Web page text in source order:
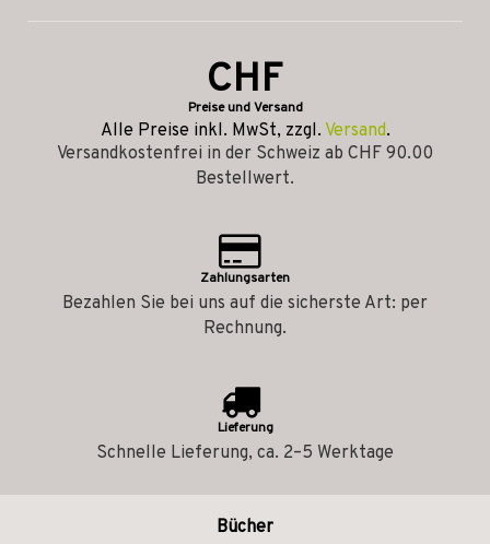
CHF
Preise und Versand
Alle Preise inkl. MwSt, zzgl. Versand.
Versandkostenfrei in der Schweiz ab CHF 90.00
Bestellwert.
Zahlungsarten
Bezahlen Sie bei uns auf die sicherste Art: per
Rechnung.
Lieferung
Schnelle Lieferung, ca. 2–5 Werktage
Bücher